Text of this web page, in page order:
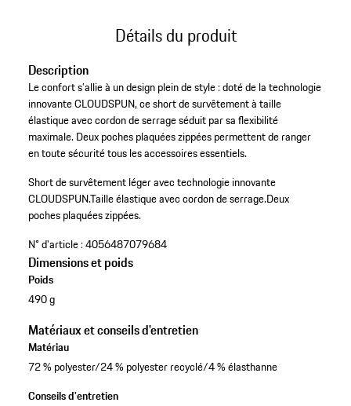
Détails du produit
Description
Le confort s’allie à un design plein de style : doté de la technologie
innovante CLOUDSPUN, ce short de survêtement à taille
élastique avec cordon de serrage séduit par sa flexibilité
maximale. Deux poches plaquées zippées permettent de ranger
en toute sécurité tous les accessoires essentiels.
Short de survêtement léger avec technologie innovante
CLOUDSPUN.Taille élastique avec cordon de serrage.Deux
poches plaquées zippées.
N° d'article :4056487079684
Dimensions et poids
Poids
490 g
Matériaux et conseils d'entretien
Matériau
72 % polyester/24 % polyester recyclé/4 % élasthanne
Conseils d'entretien